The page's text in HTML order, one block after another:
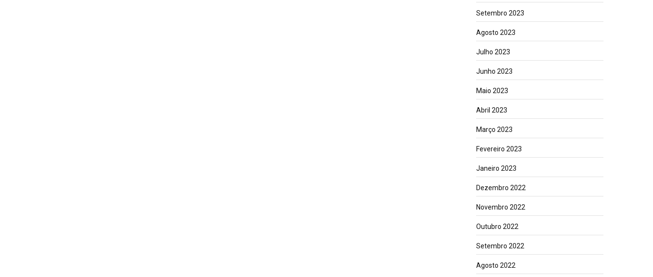
Setembro 2023
Agosto 2023
Julho 2023
Junho 2023
Maio 2023
Abril 2023
Março 2023
Fevereiro 2023
Janeiro 2023
Dezembro 2022
Novembro 2022
Outubro 2022
Setembro 2022
Agosto 2022